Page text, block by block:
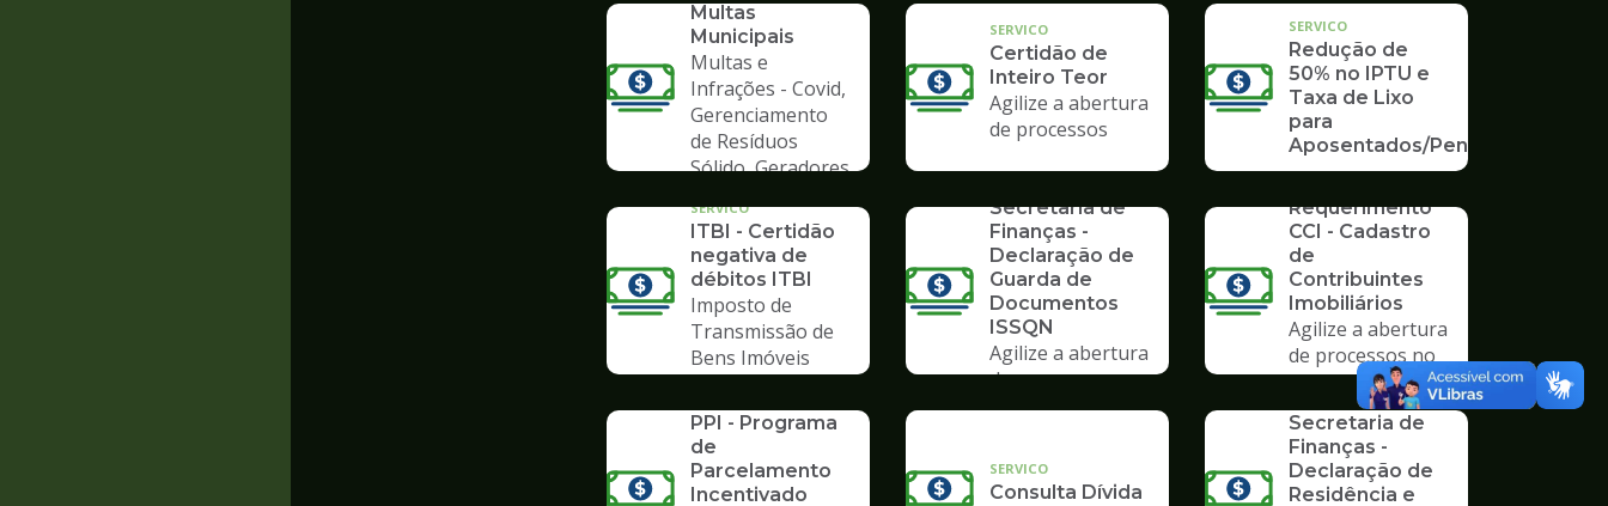
Multas
Municipais
Multas e
Infrações - Covid,
Gerenciamento
de Resíduos
Sólido, Geradores
SERVICO
Certidão de
Inteiro Teor
Agilize a abertura
de processos
SERVICO
Redução de
50% no IPTU e
Taxa de Lixo
para
Aposentados/Pensionistas
SERVICO
ITBI - Certidão
negativa de
débitos ITBI
Imposto de
Transmissão de
Bens Imóveis
Secretaria de
Finanças -
Declaração de
Guarda de
Documentos
ISSQN
Agilize a abertura
de processos no
Poupatempo
Requerimento
CCI - Cadastro
de
Contribuintes
Imobiliários
Agilize a abertura
de processos no
Poupatempo
PPI - Programa
de
Parcelamento
Incentivado
SERVICO
Consulta Dívida
SERVICO
Formulários da
Secretaria de
Finanças -
Declaração de
Residência e